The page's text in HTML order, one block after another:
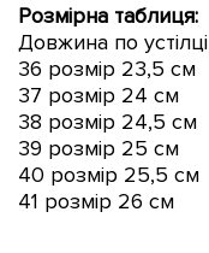
Розмірна таблиця:
Довжина по устілці
36 розмір 23,5 см
37 розмір 24 см
38 розмір 24,5 см
39 розмір 25 см
40 розмір 25,5 см
41 розмір 26 см